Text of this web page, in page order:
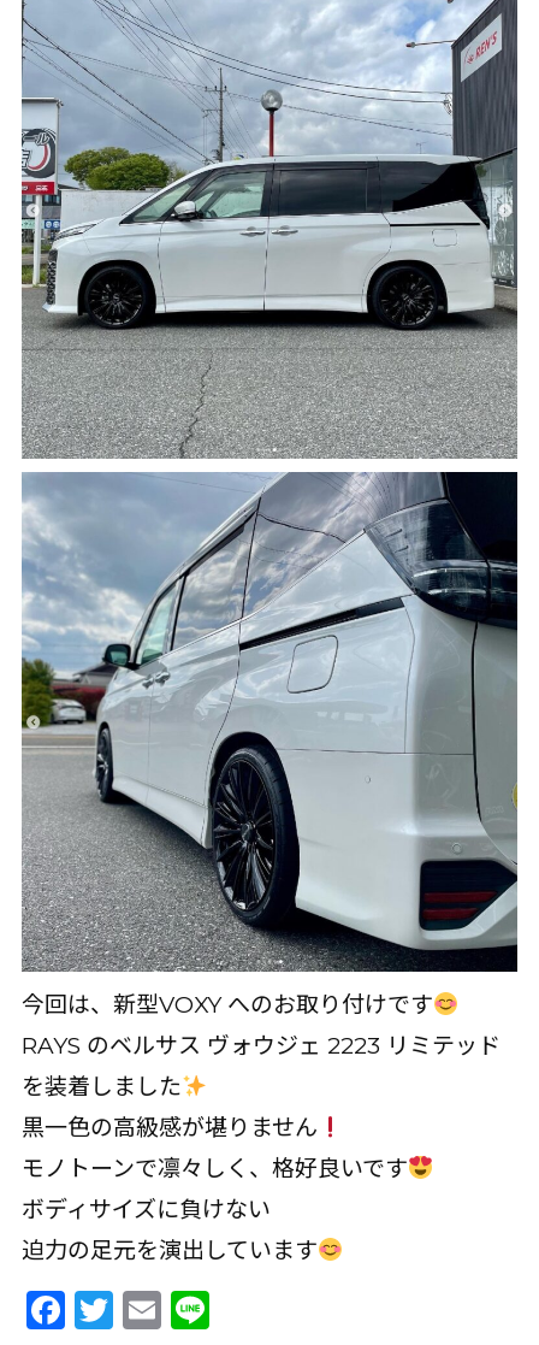
今回は、新型VOXY へのお取り付けです
RAYS のベルサス ヴォウジェ 2223 リミテッド
を装着しました
黒一色の高級感が堪りません
モノトーンで凛々しく、格好良いです
ボディサイズに負けない
迫力の足元を演出しています
Facebook
Twitter
Email
Line